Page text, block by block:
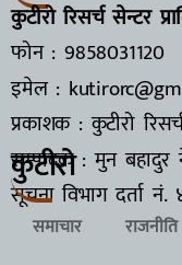
कुटीरो रिसर्च सेन्टर
फोन : 9858031120
इमेल :
प्रकाशक : कुटीरो
सम्पादक : मुन बहादुर
सूचना विभाग दर्ता नं.
कुटीरो
समाचार राजनीति